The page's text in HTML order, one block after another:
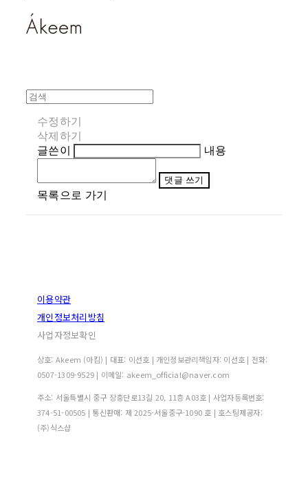
수정하기
삭제하기
글쓴이
내용
댓글 쓰기
목록으로 가기
이용약관
개인정보처리방침
사업자정보확인
상호: Akeem (아킴) | 대표: 이선호 | 개인정보관리책임자: 이선호 | 전화:
0507-1309-9529 | 이메일: akeem_official@naver.com
주소: 서울특별시 중구 장충단로13길 20, 11층 A03호 | 사업자등록번호:
374-51-00505 | 통신판매: 제 2025-서울중구-1090 호 | 호스팅제공자:
(주)식스샵